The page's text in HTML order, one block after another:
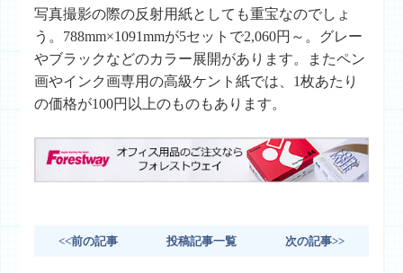
写真撮影の際の反射用紙としても重宝なのでしょ
う。788mm×1091mmが5セットで2,060円～。グレー
やブラックなどのカラー展開があります。またペン
画やインク画専用の高級ケント紙では、1枚あたり
の価格が100円以上のものもあります。
<<前の記事 投稿記事一覧 次の記事>>